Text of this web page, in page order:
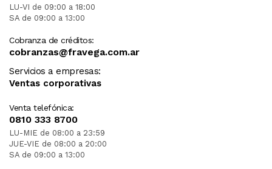
LU-VI de 09:00 a 18:00
SA de 09:00 a 13:00
Cobranza de créditos:
cobranzas@fravega.com.ar
Servicios a empresas:
Ventas corporativas
Venta telefónica:
0810 333 8700
LU-MIE de 08:00 a 23:59
JUE-VIE de 08:00 a 20:00
SA de 09:00 a 13:00